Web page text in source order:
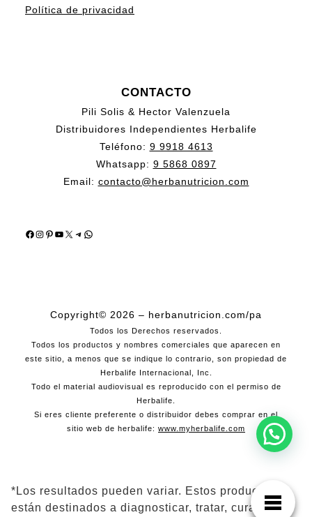
Política de privacidad
CONTACTO
Pili Solis & Hector Valenzuela
Distribuidores Independientes Herbalife
Teléfono: 9 9918 4613
Whatsapp: 9 5868 0897
Email: contacto@herbanutricion.com
Facebook
Instagram
Pinterest
YouTube
X Telegram
WhatsApp
Copyright© 2026 – herbanutricion.com/pa
Todos los Derechos reservados.
Todos los productos y nombres comerciales que aparecen en
este sitio, a menos que se indique lo contrario, son propiedad de
Herbalife Internacional, Inc.
Todo el material audiovisual es reproducido con el permiso de
Herbalife.
Si eres cliente preferente o distribuidor debes comprar en el
sitio web de herbalife: www.myherbalife.com
*Los resultados pueden variar. Estos productos no
están destinados a diagnosticar, tratar, curar ni